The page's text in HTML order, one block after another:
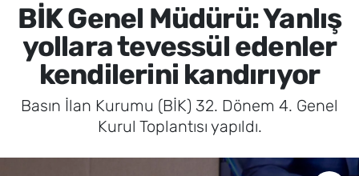
BİK Genel Müdürü: Yanlış
yollara tevessül edenler
kendilerini kandırıyor
Basın İlan Kurumu (BİK) 32. Dönem 4. Genel
Kurul Toplantısı yapıldı.